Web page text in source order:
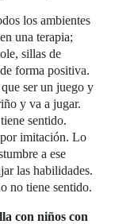
los ambientes
una terapia;
sillas de
forma positiva.
ser un juego y
y va a jugar.
sentido.
imitación. Lo
a ese
las habilidades.
no tiene sentido.
con niños con